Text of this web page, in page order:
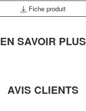
Fiche produit
EN SAVOIR PLUS
AVIS CLIENTS